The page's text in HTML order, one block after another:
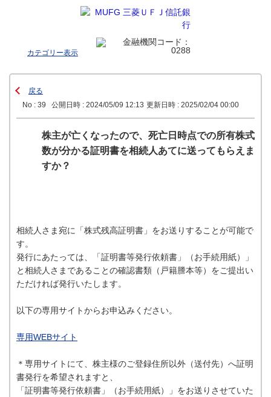
カテゴリー表示
戻る
No : 39
公開日時 : 2024/05/09 12:13 更新日時 : 2025/02/04 00:00
株主が亡くなったので、死亡日時点での所有株式
数が分かる証明書を相続人あてに送ってもらえま
すか？
相続人さま宛に「株式残高証明書」をお送りすることが可能で
す。
発行にあたっては、「証明書等発行依頼書」（お手続用紙）
」
と相続人さまであることの確認書類（戸籍謄本等）をご提出い
ただければ発行いたします。
以下の専用サイトからお申込みください。
専用WEBサイト
＊専用サイトにて、株主様のご登録住所以外（送付先）へ証明
書発行を希望されますと、
「証明書等発行依頼書」（お手続用紙）
」をお送りさせていた